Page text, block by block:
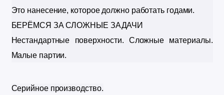
Это нанесение, которое должно работать годами.
БЕРЁМСЯ ЗА СЛОЖНЫЕ ЗАДАЧИ
Нестандартные поверхности.
Малые партии.
Серийное производство.